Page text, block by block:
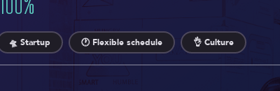
🛸 Startup 🕐 Flexible schedule 👌 Culture